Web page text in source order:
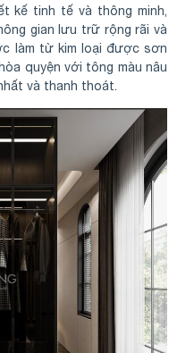
kế tinh tế và thông minh,
gian lưu trữ rộng rãi và
làm từ kim loại được sơn
quyện với tông màu nâu
và thanh thoát.